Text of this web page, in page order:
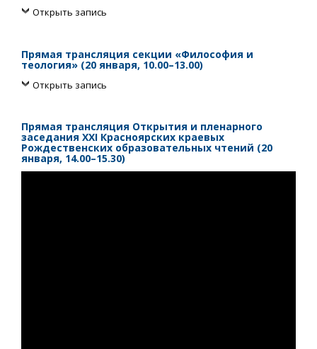
Открыть запись
Прямая трансляция секции «Философия и
теология» (20 января, 10.00–13.00)
Открыть запись
Прямая трансляция Открытия и пленарного
заседания XXI Красноярских краевых
Рождественских образовательных чтений (20
января, 14.00–15.30)